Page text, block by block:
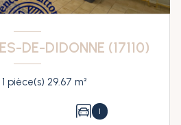
DE-DIDONNE (17110)
Studio 1 pièce(s) 29.67 m²
1